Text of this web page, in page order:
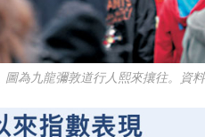
為九龍彌敦道行人熙來攘往。資